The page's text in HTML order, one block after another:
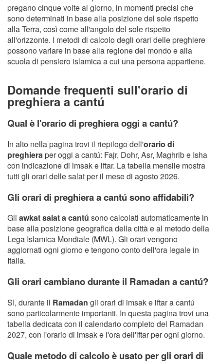
pregano cinque volte al giorno, in momenti precisi che
sono determinati in base alla posizione del sole rispetto
alla Terra, così come all'angolo del sole rispetto
all'orizzonte. I metodi di calcolo degli orari delle preghiere
possono variare in base alla regione del mondo e alla
scuola di pensiero islamica a cui una persona appartiene.
Domande frequenti sull'orario di
preghiera a cantú
Qual è l'orario di preghiera oggi a cantú?
In alto nella pagina trovi il riepilogo dell'orario di
preghieraper oggi a cantú: Fajr, Dohr, Asr, Maghrib e Isha
con indicazione di imsak e iftar. La tabella mensile mostra
tutti gli orari delle salat per il mese di agosto 2026.
Gli orari di preghiera a cantú sono affidabili?
Gli awkat salat a cantú sono calcolati automaticamente in
base alla posizione geografica della città e al metodo della
Lega Islamica Mondiale (MWL). Gli orari vengono
aggiornati ogni giorno e tengono conto dell'ora legale in
Italia.
Gli orari cambiano durante il Ramadan a cantú?
Sì, durante il Ramadan gli orari di imsak e iftar a cantú
sono particolarmente importanti. In questa pagina trovi una
tabella dedicata con il calendario completo del Ramadan
2027, con l'orario di imsak e l'ora dell'iftar per ogni giorno.
Quale metodo di calcolo è usato per gli orari di